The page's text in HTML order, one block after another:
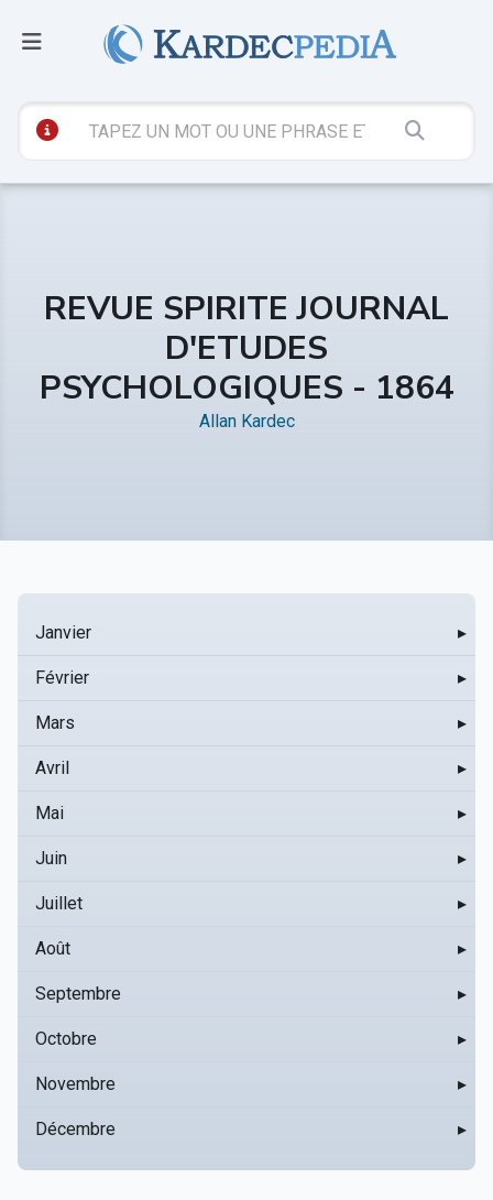
REVUE SPIRITE JOURNAL
D'ETUDES
PSYCHOLOGIQUES - 1864
Allan Kardec
Janvier ▸
Février ▸
Mars ▸
Avril ▸
Mai ▸
Juin ▸
Juillet ▸
Août ▸
Septembre ▸
Octobre ▸
Novembre ▸
Décembre ▸